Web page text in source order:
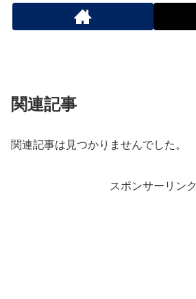
関連記事
関連記事は見つかりませんでした。
スポンサーリンク